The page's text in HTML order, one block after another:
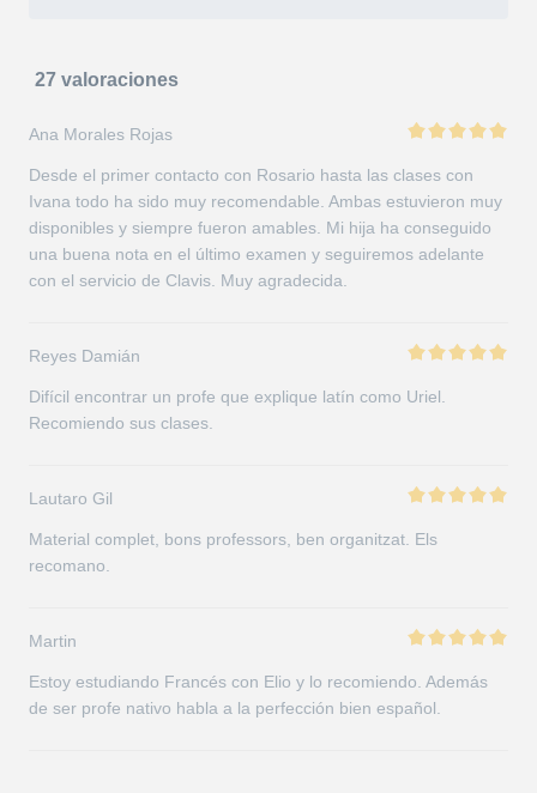
27 valoraciones
Ana Morales Rojas
Desde el primer contacto con Rosario hasta las clases con
Ivana todo ha sido muy recomendable. Ambas estuvieron muy
disponibles y siempre fueron amables. Mi hija ha conseguido
una buena nota en el último examen y seguiremos adelante
con el servicio de Clavis. Muy agradecida.
Reyes Damián
Difícil encontrar un profe que explique latín como Uriel.
Recomiendo sus clases.
Lautaro Gil
Material complet, bons professors, ben organitzat. Els
recomano.
Martin
Estoy estudiando Francés con Elio y lo recomiendo. Además
de ser profe nativo habla a la perfección bien español.